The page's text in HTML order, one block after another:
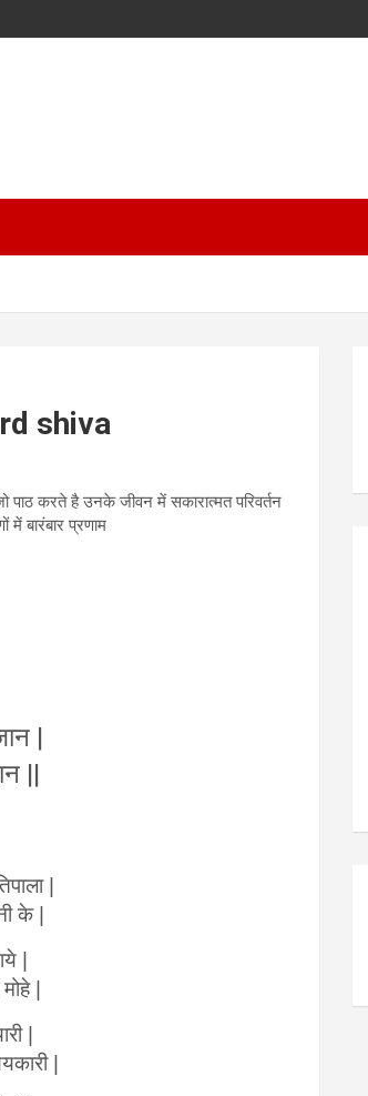
shiva
पाठ करते है उनके जीवन में सकारात्मत परिवर्तन
बारंबार प्रणाम
|
||
|
के |
|
|
|
|